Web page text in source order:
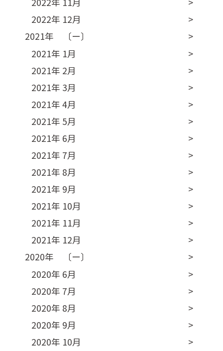
2022年 12月
2021年 〔ー〕
2021年 1月
2021年 2月
2021年 3月
2021年 4月
2021年 5月
2021年 6月
2021年 7月
2021年 8月
2021年 9月
2021年 10月
2021年 11月
2021年 12月
2020年 〔ー〕
2020年 6月
2020年 7月
2020年 8月
2020年 9月
2020年 10月